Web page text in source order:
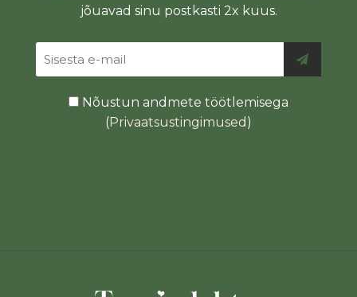
jõuavad sinu postkasti 2x kuus.
Nõustun andmete töötlemisega
(Privaatsustingimused )